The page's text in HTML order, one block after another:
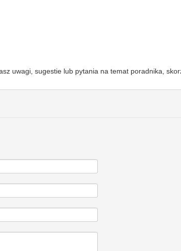
uwagi, sugestie lub pytania na temat poradnika,